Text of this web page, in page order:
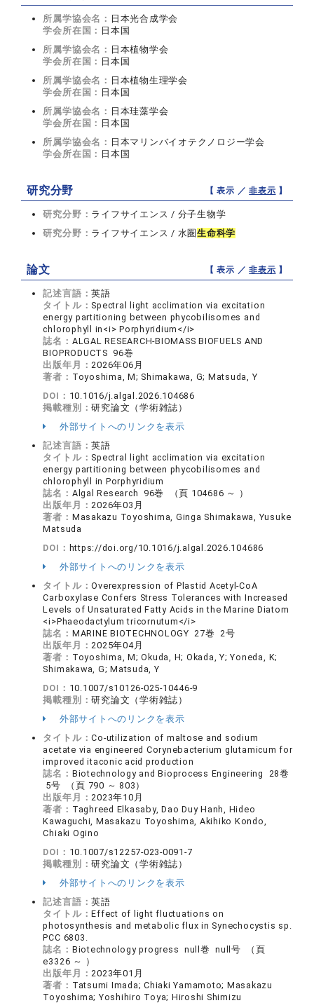
所属学協会名： 日本光合成学会
学会所在国： 日本国
所属学協会名： 日本植物学会
学会所在国： 日本国
所属学協会名： 日本植物生理学会
学会所在国： 日本国
所属学協会名： 日本珪藻学会
学会所在国： 日本国
所属学協会名： 日本マリンバイオテクノロジー学会
学会所在国： 日本国
研究分野 【 表示 ／非表示 】
研究分野： ライフサイエンス / 分子生物学
研究分野： ライフサイエンス / 水圏生命科学
論文 【 表示 ／非表示 】
記述言語：英語
タイトル： Spectral light acclimation via excitation
energy partitioning between phycobilisomes and
chlorophyll in<i> Porphyridium</i>
誌名： ALGAL RESEARCH-BIOMASS BIOFUELS AND
BIOPRODUCTS 96巻
出版年月： 2026年06月
著者： Toyoshima, M; Shimakawa, G; Matsuda, Y
DOI： 10.1016/j.algal.2026.104686
掲載種別：研究論文（学術雑誌）
外部サイトへのリンクを表示
記述言語：英語
タイトル： Spectral light acclimation via excitation
energy partitioning between phycobilisomes and
chlorophyll in Porphyridium
誌名： Algal Research 96巻 （頁 104686 ～ ）
出版年月： 2026年03月
著者： Masakazu Toyoshima, Ginga Shimakawa, Yusuke
Matsuda
DOI： https://doi.org/10.1016/j.algal.2026.104686
外部サイトへのリンクを表示
タイトル：Overexpression of Plastid Acetyl-CoA
Carboxylase Confers Stress Tolerances with Increased
Levels of Unsaturated Fatty Acids in the Marine Diatom
<i>Phaeodactylum tricornutum</i>
誌名： MARINE BIOTECHNOLOGY 27巻 2号
出版年月： 2025年04月
著者： Toyoshima, M; Okuda, H; Okada, Y; Yoneda, K;
Shimakawa, G; Matsuda, Y
DOI： 10.1007/s10126-025-10446-9
掲載種別：研究論文（学術雑誌）
外部サイトへのリンクを表示
タイトル：Co-utilization of maltose and sodium
acetate via engineered Corynebacterium glutamicum for
improved itaconic acid production
誌名： Biotechnology and Bioprocess Engineering 28巻
5号 （頁 790 ～ 803）
出版年月： 2023年10月
著者： Taghreed Elkasaby, Dao Duy Hanh, Hideo
Kawaguchi, Masakazu Toyoshima, Akihiko Kondo,
Chiaki Ogino
DOI： 10.1007/s12257-023-0091-7
掲載種別：研究論文（学術雑誌）
外部サイトへのリンクを表示
記述言語：英語
タイトル：Effect of light fluctuations on
photosynthesis and metabolic flux in Synechocystis sp.
PCC 6803.
誌名： Biotechnology progress null巻 null号 （頁
e3326 ～ ）
出版年月： 2023年01月
著者： Tatsumi Imada; Chiaki Yamamoto; Masakazu
Toyoshima; Yoshihiro Toya; Hiroshi Shimizu